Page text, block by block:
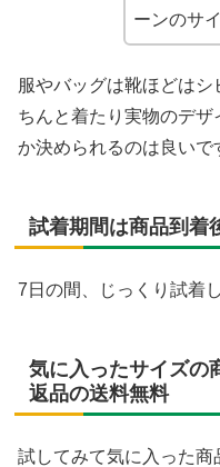
ーンのサ
服やバッグは靴ほどは
ちんと着たり実物のデザ
か決められるのは良いで
試着期間は商品到着
7日の間、じっくり試着
気に入ったサイズの
返品の送料無料
試してみて気に入った